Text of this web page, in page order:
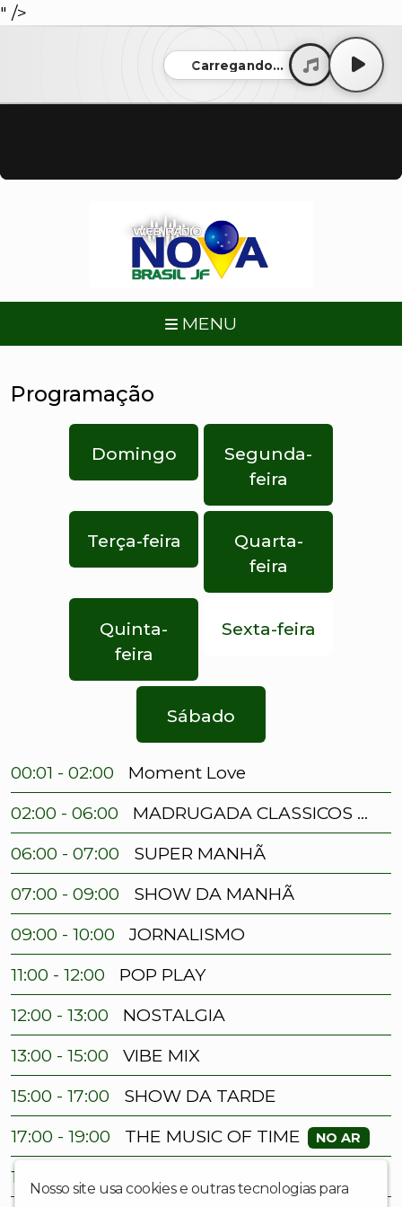
" />
Carregando...
MENU
Programação
Domingo
Segunda-
feira
Terça-feira
Quarta-
feira
Quinta-
feira
Sexta-feira
Sábado
00:01 - 02:00
Moment Love
02:00 - 06:00
MADRUGADA CLASSICOS RE NOVIDADES
06:00 - 07:00
SUPER MANHÃ
07:00 - 09:00
SHOW DA MANHÃ
09:00 - 10:00
JORNALISMO
11:00 - 12:00
POP PLAY
12:00 - 13:00
NOSTALGIA
13:00 - 15:00
VIBE MIX
15:00 - 17:00
SHOW DA TARDE
17:00 - 19:00
THE MUSIC OF TIME NO AR
19:00 - 20:00
NA HORA DE AMAR
Nosso site usa cookies e outras tecnologias para